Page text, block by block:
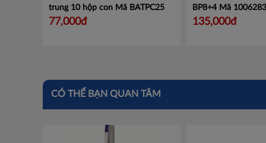
trung 10 hộp con Mã BATPC25
77,000đ
BP8+4 Mã
135,000đ
CÓ THỂ BẠN QUAN TÂM